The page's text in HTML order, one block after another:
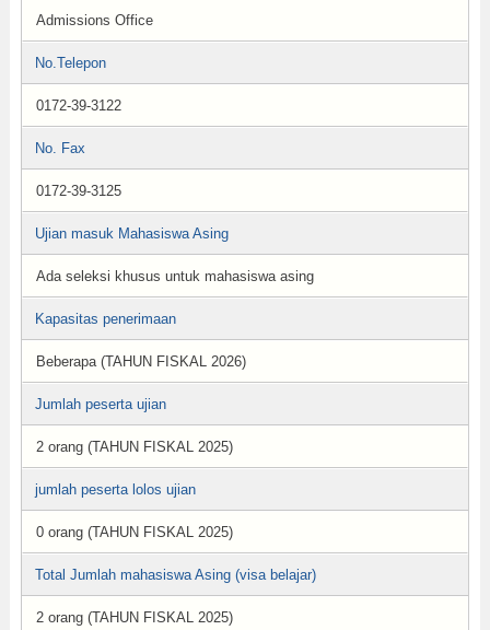
Admissions Office
No.Telepon
0172-39-3122
No. Fax
0172-39-3125
Ujian masuk Mahasiswa Asing
Ada seleksi khusus untuk mahasiswa asing
Kapasitas penerimaan
Beberapa (TAHUN FISKAL 2026)
Jumlah peserta ujian
2 orang (TAHUN FISKAL 2025)
jumlah peserta lolos ujian
0 orang (TAHUN FISKAL 2025)
Total Jumlah mahasiswa Asing (visa belajar)
2 orang (TAHUN FISKAL 2025)